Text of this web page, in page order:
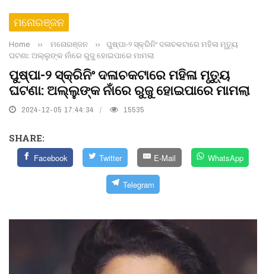
ମନୋରଞ୍ଜନ
Home ›› ମନୋରଞ୍ଜନ ››
ପୁଷ୍ପା-୨ ସ୍କ୍ରିନିଂ ଦଳାଚକଟାରେ ମହିଳା ମୃତ୍ୟୁ
ଘଟଣା: ଅଲ୍ଲୁଙ୍କ ନାଁରେ ରୁଜୁ ହୋଇପାରେ ମାମଲା
ପୁଷ୍ପା-୨ ସ୍କ୍ରିନିଂ ଦଳାଚକଟାରେ ମହିଳା ମୃତ୍ୟୁ
ଘଟଣା: ଅଲ୍ଲୁଙ୍କ ନାଁରେ ରୁଜୁ ହୋଇପାରେ ମାମଲା
2024-12-05 17:44:34 15535
SHARE:
Facebook Twitter E-Mail WhatsApp
Telegram